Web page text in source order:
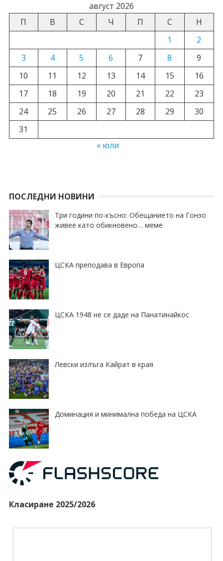
август 2026
П
В С Ч П С
Н
1
2
3
4 5 6 7 8
9
10
11 12 13 14 15
16
17
18 19 20 21 22
23
24
25 26 27 28 29
30
31
« юли
ПОСЛЕДНИ НОВИНИ
Три години по-късно: Обещанието на Гонзо
живее като обикновено… меме
ЦСКА преподава в Европа
ЦСКА 1948 не се даде на Панатинайкос
Левски излъга Кайрат в края
Доминация и минимална победа на ЦСКА
Класиране 2025/2026